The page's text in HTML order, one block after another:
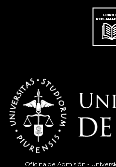
Oficina de Admisión -